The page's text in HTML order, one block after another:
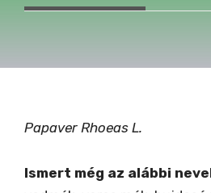
Papaver Rhoeas L.
Ismert még az alábbi